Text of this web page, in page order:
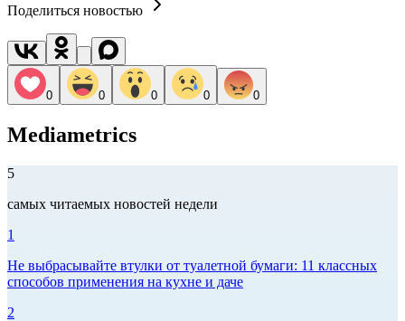
Поделиться новостью
0 0 0 0 0
Mediametrics
5
самых читаемых новостей недели
1
Не выбрасывайте втулки от туалетной бумаги: 11 классных
способов применения на кухне и даче
2